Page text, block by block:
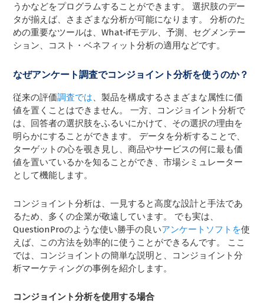
うかなどをプログラムすることができます。 選択肢のデー
タが揃えば、さまざまな分析が可能になります。 分析のた
めの重要なツールは、What-ifモデル、予測、セグメンテー
ション、コスト・ベネフィット分析の適用などです。
なぜアンケート調査でコンジョイント分析を使うのか？
従来の評価調査では、製品を構成するさまざまな属性に価
値を置くことはできません。 一方、コンジョイント分析で
は、回答者の選択肢をふるいにかけて、その選択の理由を
明らかにすることができます。 データを分析することで、
ターゲットの心を覗き見し、商品やサービスの何に最も価
値を置いているかを知ることができ、市場シミュレーター
として機能します。
コンジョイント分析は、一見すると高度な設計と手法であ
るため、多くの企業が敬遠しています。 でも実は、
QuestionProのような使い勝手の良いアンケートソフトを使
えば、この方法を効率的に使うことができるんです。 ここ
では、コンジョイントの簡単な説明と、コンジョイント分
析マーケティングの事例を紹介します。
コンジョイント分析を使用する場合